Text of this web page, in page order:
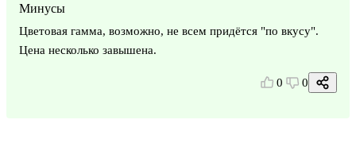
Минусы
Цветовая гамма, возможно, не всем придётся "по вкусу".
Цена несколько завышена.
0 0